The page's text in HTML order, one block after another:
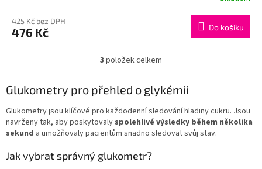
425 Kč bez DPH
476 Kč Do košíku
O
l
á
d
a
c
p
3 položek celkem
Glukometry pro přehled o glykémii
Glukometry jsou klíčové pro každodenní sledování hladiny cukru. Jsou
navrženy tak, aby poskytovaly spolehlivé výsledky během několika
sekund a umožňovaly pacientům snadno sledovat svůj stav.
Jak vybrat správný glukometr?